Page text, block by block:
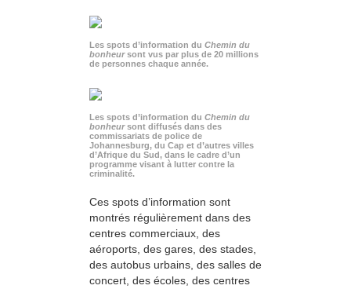
Les spots d’information du Chemin du
bonheursont vus par plus de 20 millions
de personnes chaque année.
Les spots d’information du Chemin du
bonheursont diffusés dans des
commissariats de police de
Johannesburg, du Cap et d’autres villes
d’Afrique du Sud, dans le cadre d’un
programme visant à lutter contre la
criminalité.
Ces spots d’information sont
montrés régulièrement dans des
centres commerciaux, des
aéroports, des gares, des stades,
des autobus urbains, des salles de
concert, des écoles, des centres